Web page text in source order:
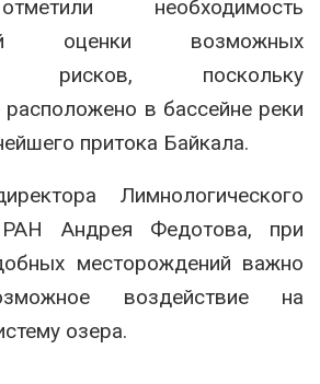
необходимость
оценки возможных
рисков, поскольку
в бассейне реки
притока Байкала.
Лимнологического
Андрея Федотова, при
месторождений важно
воздействие на
озера.